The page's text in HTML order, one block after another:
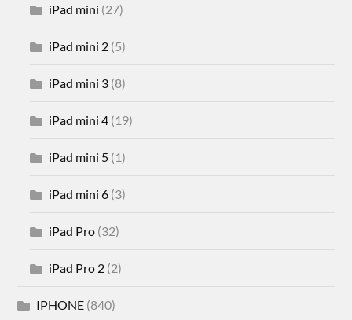
iPad mini (27)
iPad mini 2 (5)
iPad mini 3 (8)
iPad mini 4 (19)
iPad mini 5 (1)
iPad mini 6 (3)
iPad Pro (32)
iPad Pro 2 (2)
IPHONE (840)